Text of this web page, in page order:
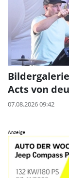
Acts von
07.08.2026 09:42